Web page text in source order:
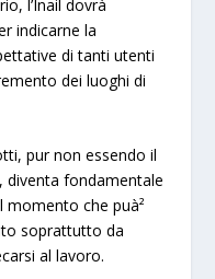
l’Inail dovrà
indicarne la
di tanti utenti
dei luoghi di
pur non essendo il
fondamentale
momento che puà²
soprattutto da
al lavoro.